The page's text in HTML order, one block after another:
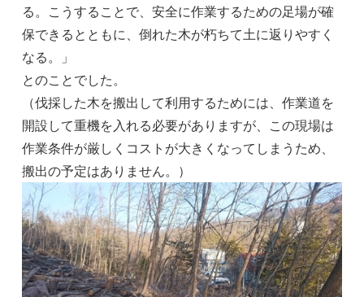
る。こうすることで、安全に作業するための足場が確
保できるとともに、倒れた木が朽ちて土に返りやすく
なる。」
とのことでした。
（伐採した木を搬出して利用するためには、作業道を
開設して重機を入れる必要がありますが、この現場は
作業条件が厳しくコストが大きくなってしまうため、
搬出の予定はありません。）